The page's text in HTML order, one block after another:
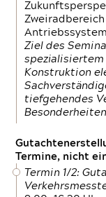
Ziel des
spezialisiertem
Konstruktion
tiefgehendes
Termine, nicht
Termin 1/2: